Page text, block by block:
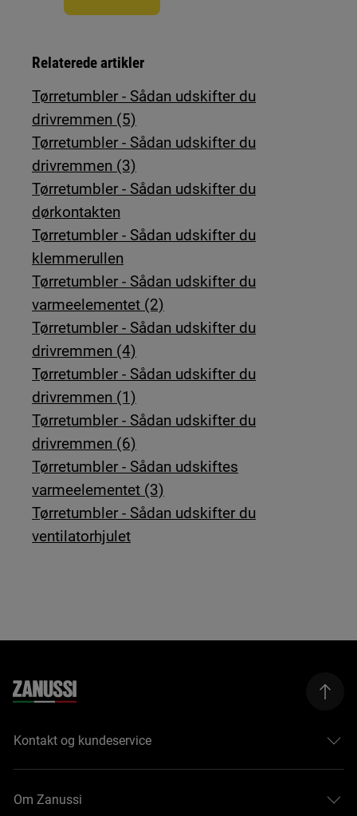
Relaterede artikler
Tørretumbler - Sådan udskifter du
drivremmen (5)
Tørretumbler - Sådan udskifter du
drivremmen (3)
Tørretumbler - Sådan udskifter du
dørkontakten
Tørretumbler - Sådan udskifter du
klemmerullen
Tørretumbler - Sådan udskifter du
varmeelementet (2)
Tørretumbler - Sådan udskifter du
drivremmen (4)
Tørretumbler - Sådan udskifter du
drivremmen (1)
Tørretumbler - Sådan udskifter du
drivremmen (6)
Tørretumbler - Sådan udskiftes
varmeelementet (3)
Tørretumbler - Sådan udskifter du
ventilatorhjulet
Kontakt og kundeservice
Om Zanussi